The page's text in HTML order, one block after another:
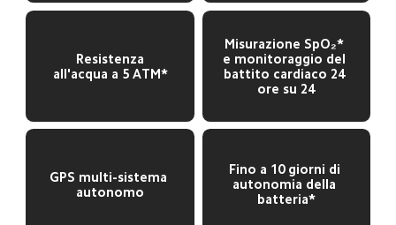
all'acqua a 5 ATM*
Misurazione SpO₂*
e monitoraggio del
battito cardiaco 24
ore su 24
GPS multi-sistema
autonomo
Fino a 10 giorni di
autonomia della
batteria*